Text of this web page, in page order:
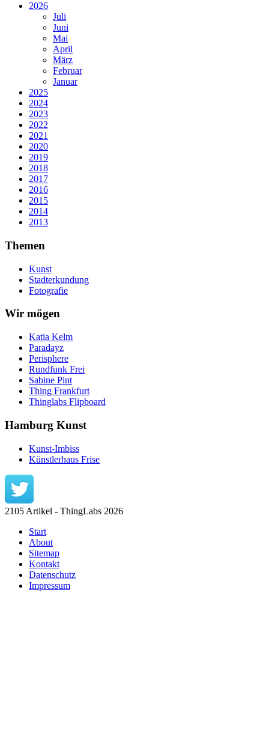
2026
Juli
Juni
Mai
April
März
Februar
Januar
2025
2024
2023
2022
2021
2020
2019
2018
2017
2016
2015
2014
2013
Themen
Kunst
Stadterkundung
Fotografie
Wir mögen
Katia Kelm
Paradayz
Perisphere
Rundfunk Frei
Sabine Pint
Thing Frankfurt
Thinglabs Flipboard
Hamburg Kunst
Kunst-Imbiss
Künstlerhaus Frise
2105 Artikel - ThingLabs 2026
Start
About
Sitemap
Kontakt
Datenschutz
Impressum